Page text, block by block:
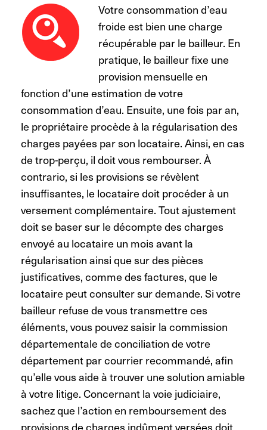
Votre consommation d’eau
froide est bien une charge
récupérable par le bailleur. En
pratique, le bailleur fixe une
provision mensuelle en
fonction d’une estimation de votre
consommation d’eau. Ensuite, une fois par an,
le propriétaire procède à la régularisation des
charges payées par son locataire. Ainsi, en cas
de trop-perçu, il doit vous rembourser. À
contrario, si les provisions se révèlent
insuffisantes, le locataire doit procéder à un
versement complémentaire. Tout ajustement
doit se baser sur le décompte des charges
envoyé au locataire un mois avant la
régularisation ainsi que sur des pièces
justificatives, comme des factures, que le
locataire peut consulter sur demande. Si votre
bailleur refuse de vous transmettre ces
éléments, vous pouvez saisir la commission
départementale de conciliation de votre
département par courrier recommandé, afin
qu’elle vous aide à trouver une solution amiable
à votre litige. Concernant la voie judiciaire,
sachez que l’action en remboursement des
provisions de charges indûment versées doit